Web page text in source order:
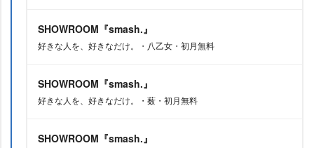
SHOWROOM『smash.』
好きな人を、好きなだけ。・八乙女・初月無料
SHOWROOM『smash.』
好きな人を、好きなだけ。・薮・初月無料
SHOWROOM『smash.』